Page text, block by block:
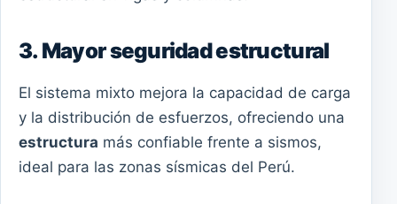
3. Mayor seguridad estructural
El sistema mixto mejora la capacidad de carga
y la distribución de esfuerzos, ofreciendo una
estructura más confiable frente a sismos,
ideal para las zonas sísmicas del Perú.